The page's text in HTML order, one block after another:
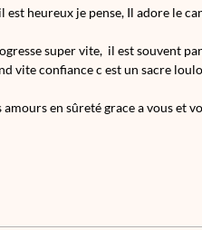
est heureux je pense, Il adore le
super vite, il est souvent
vite confiance c est un sacre
en sûreté grace a vous et